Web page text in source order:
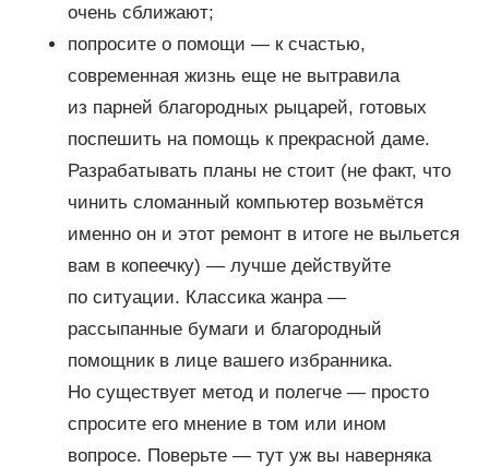
очень сближают;
попросите о помощи — к счастью,
современная жизнь еще не вытравила
из парней благородных рыцарей, готовых
поспешить на помощь к прекрасной даме.
Разрабатывать планы не стоит (не факт, что
чинить сломанный компьютер возьмётся
именно он и этот ремонт в итоге не выльется
вам в копеечку) — лучше действуйте
по ситуации. Классика жанра —
рассыпанные бумаги и благородный
помощник в лице вашего избранника.
Но существует метод и полегче — просто
спросите его мнение в том или ином
вопросе. Поверьте — тут уж вы наверняка